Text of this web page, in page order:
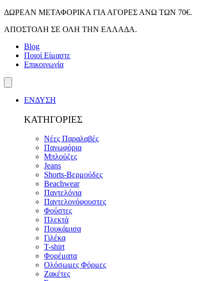
Skip
content
ΔΩΡΕΑΝ ΜΕΤΑΦΟΡΙΚΑ ΓΙΑ ΑΓΟΡΕΣ ΑΝΩ ΤΩΝ 70€.
ΑΠΟΣΤΟΛΗ ΣΕ ΟΛΗ ΤΗΝ ΕΛΛΑΔΑ.
Blog
Ποιοί Είμαστε
Επικοινωνία
ΕΝΔΥΣΗ
ΚΑΤΗΓΟΡΙΕΣ
Νέες Παραλαβές
Πανωφόρια
Μπλούζες
Jeans
Shorts-Βερμούδες
Beachwear
Παντελόνια
Παντελονόφουστες
Φούστες
Πλεκτά
Πουκάμισα
Γιλέκα
T-shirt
Φορέματα
Ολόσωμες Φόρμες
Ζακέτες